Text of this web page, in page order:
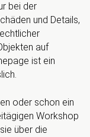
bei der
und Details,
auf
ist ein
oder schon ein
Workshop
über die